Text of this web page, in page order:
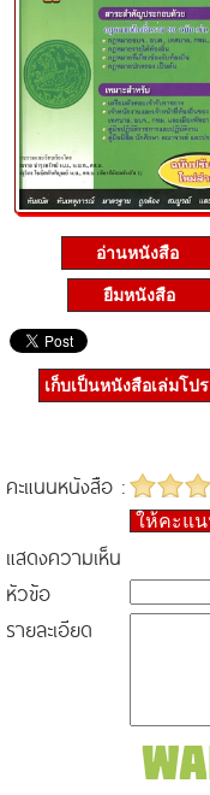
อ่านหนังสือ
ยืมหนังสือ
เก็บเป็นหนังสือเล่มโป
คะแนนหนังสือ :
ให้คะแ
แสดงความเห็น
หัวข้อ
รายละเอียด